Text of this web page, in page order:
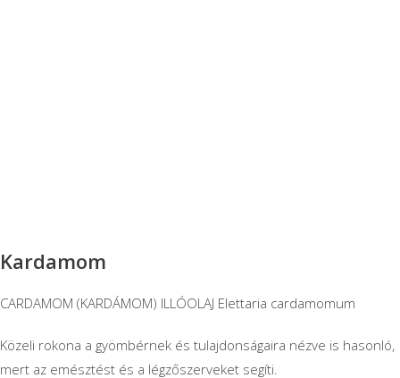
Kardamom
CARDAMOM (KARDÁMOM) ILLÓOLAJ Elettaria cardamomum
Közeli rokona a gyömbérnek és tulajdonságaira nézve is hasonló,
mert az emésztést és a légzőszerveket segíti.